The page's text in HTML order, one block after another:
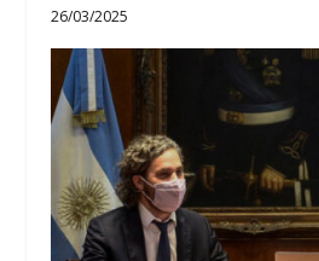
26/03/2025